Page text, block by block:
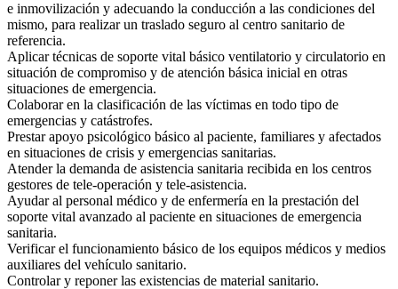
e inmovilización y adecuando la conducción a las condiciones del
mismo, para realizar un traslado seguro al centro sanitario de
referencia.
Aplicar técnicas de soporte vital básico ventilatorio y circulatorio en
situación de compromiso y de atención básica inicial en otras
situaciones de emergencia.
Colaborar en la clasificación de las víctimas en todo tipo de
emergencias y catástrofes.
Prestar apoyo psicológico básico al paciente, familiares y afectados
en situaciones de crisis y emergencias sanitarias.
Atender la demanda de asistencia sanitaria recibida en los centros
gestores de tele-operación y tele-asistencia.
Ayudar al personal médico y de enfermería en la prestación del
soporte vital avanzado al paciente en situaciones de emergencia
sanitaria.
Verificar el funcionamiento básico de los equipos médicos y medios
auxiliares del vehículo sanitario.
Controlar y reponer las existencias de material sanitario.